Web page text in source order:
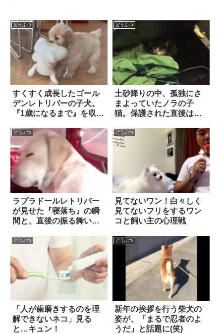
どうぶつ
すくすく成長したゴール
デンレトリバーの子犬。
『1歳になるまで』を収め
どうぶつ
土砂降りの中、孤独にさ
まよっていたノラの子
猫。保護された直後は警
間もたつと…！？
どうぶつ
ラブラドールレトリバー
が見せた『寝落ち』の瞬
間と、直後の振る舞い
どうぶつ
見てないワン！白々しく
見てないフリをするワン
コと飼い主の心理戦
どうぶつ
「人が歯磨きするのを理
解できないネコ」見る
と…キュン！
どうぶつ
新年の挨拶を行う柴犬の
姿が、「まるで忍者のよ
うだ」と話題に(笑)